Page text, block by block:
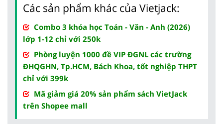
Các sản phẩm khác của Vietjack:
Combo 3 khóa học Toán - Văn - Anh (2026)
lớp 1-12 chỉ với 250k
Phòng luyện 1000 đề VIP ĐGNL các trường
ĐHQGHN, Tp.HCM, Bách Khoa, tốt nghiệp THPT
chỉ với 399k
Mã giảm giá 20% sản phẩm sách VietJack
trên Shopee mall